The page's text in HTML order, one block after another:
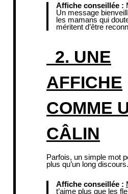
Affiche conseillée :
Un message
les mamans qui
méritent d’être
2. UNE
AFFICHE
COMME
CÂLIN
Parfois, un simple mot
plus qu’un long discours.
Affiche conseillée :
t’aime plus que les